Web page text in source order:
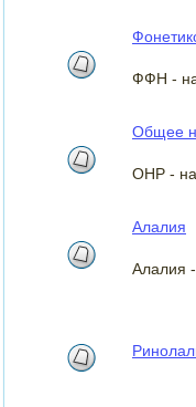
ФФН -
Общее
ОНР -
Алалия
Алалия -